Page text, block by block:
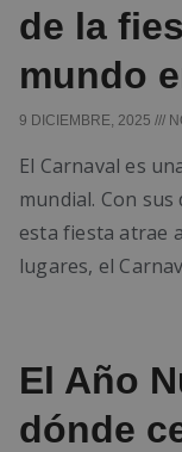
de la
mundo
9 DICIEMBRE, 2025
El Carnaval es
mundial. Con
esta fiesta atrae
lugares, el
El Año
dónde